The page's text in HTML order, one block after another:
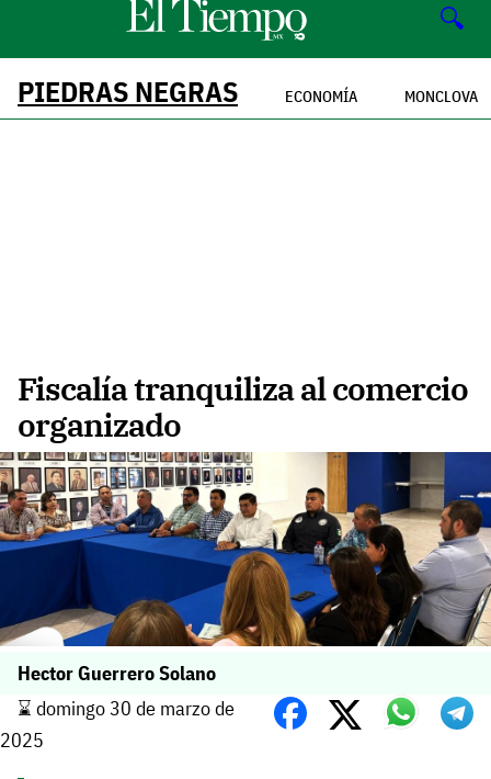
🔍
PIEDRAS NEGRAS ECONOMÍA MONCLOVA
Fiscalía tranquiliza al comercio
organizado
Hector Guerrero Solano
⌛️ domingo 30 de marzo de
2025